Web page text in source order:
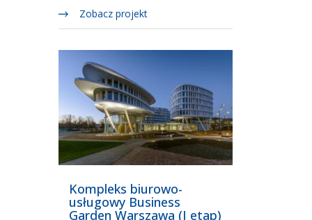
Zobacz projekt
Kompleks biurowo-
usługowy Business
Garden Warszawa (I etap)